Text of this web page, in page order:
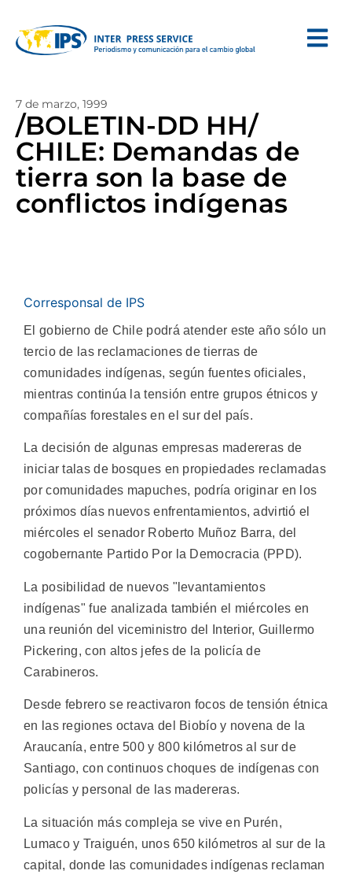
7 de marzo, 1999
/BOLETIN-DD HH/
CHILE: Demandas de
tierra son la base de
conflictos indígenas
Corresponsal de IPS
El gobierno de Chile podrá atender este año sólo un
tercio de las reclamaciones de tierras de
comunidades indígenas, según fuentes oficiales,
mientras continúa la tensión entre grupos étnicos y
compañías forestales en el sur del país.
La decisión de algunas empresas madereras de
iniciar talas de bosques en propiedades reclamadas
por comunidades mapuches, podría originar en los
próximos días nuevos enfrentamientos, advirtió el
miércoles el senador Roberto Muñoz Barra, del
cogobernante Partido Por la Democracia (PPD).
La posibilidad de nuevos "levantamientos
indígenas" fue analizada también el miércoles en
una reunión del viceministro del Interior, Guillermo
Pickering, con altos jefes de la policía de
Carabineros.
Desde febrero se reactivaron focos de tensión étnica
en las regiones octava del Biobío y novena de la
Araucanía, entre 500 y 800 kilómetros al sur de
Santiago, con continuos choques de indígenas con
policías y personal de las madereras.
La situación más compleja se vive en Purén,
Lumaco y Traiguén, unos 650 kilómetros al sur de la
capital, donde las comunidades indígenas reclaman